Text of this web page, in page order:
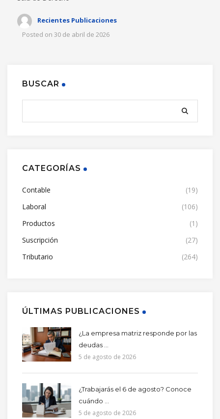
Recientes Publicaciones
Posted on 30 de abril de 2026
BUSCAR
CATEGORÍAS
Contable
(19)
Laboral
(106)
Productos
(1)
Suscripción
(27)
Tributario
(264)
ÚLTIMAS PUBLICACIONES
¿La empresa matriz responde por las
deudas ...
5 de agosto de 2026
¿Trabajarás el 6 de agosto? Conoce
cuándo ...
5 de agosto de 2026